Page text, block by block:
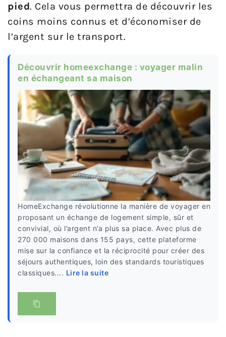
pied. Cela vous permettra de découvrir les
coins moins connus et d’économiser de
l’argent sur le transport.
Découvrir homeexchange : voyager malin
en échangeant sa maison
HomeExchange révolutionne la manière de voyager en
proposant un échange de logement simple, sûr et
convivial, où l’argent n’a plus sa place. Avec plus de
270 000 maisons dans 155 pays, cette plateforme
mise sur la confiance et la réciprocité pour créer des
séjours authentiques, loin des standards touristiques
classiques.... Lire la suite